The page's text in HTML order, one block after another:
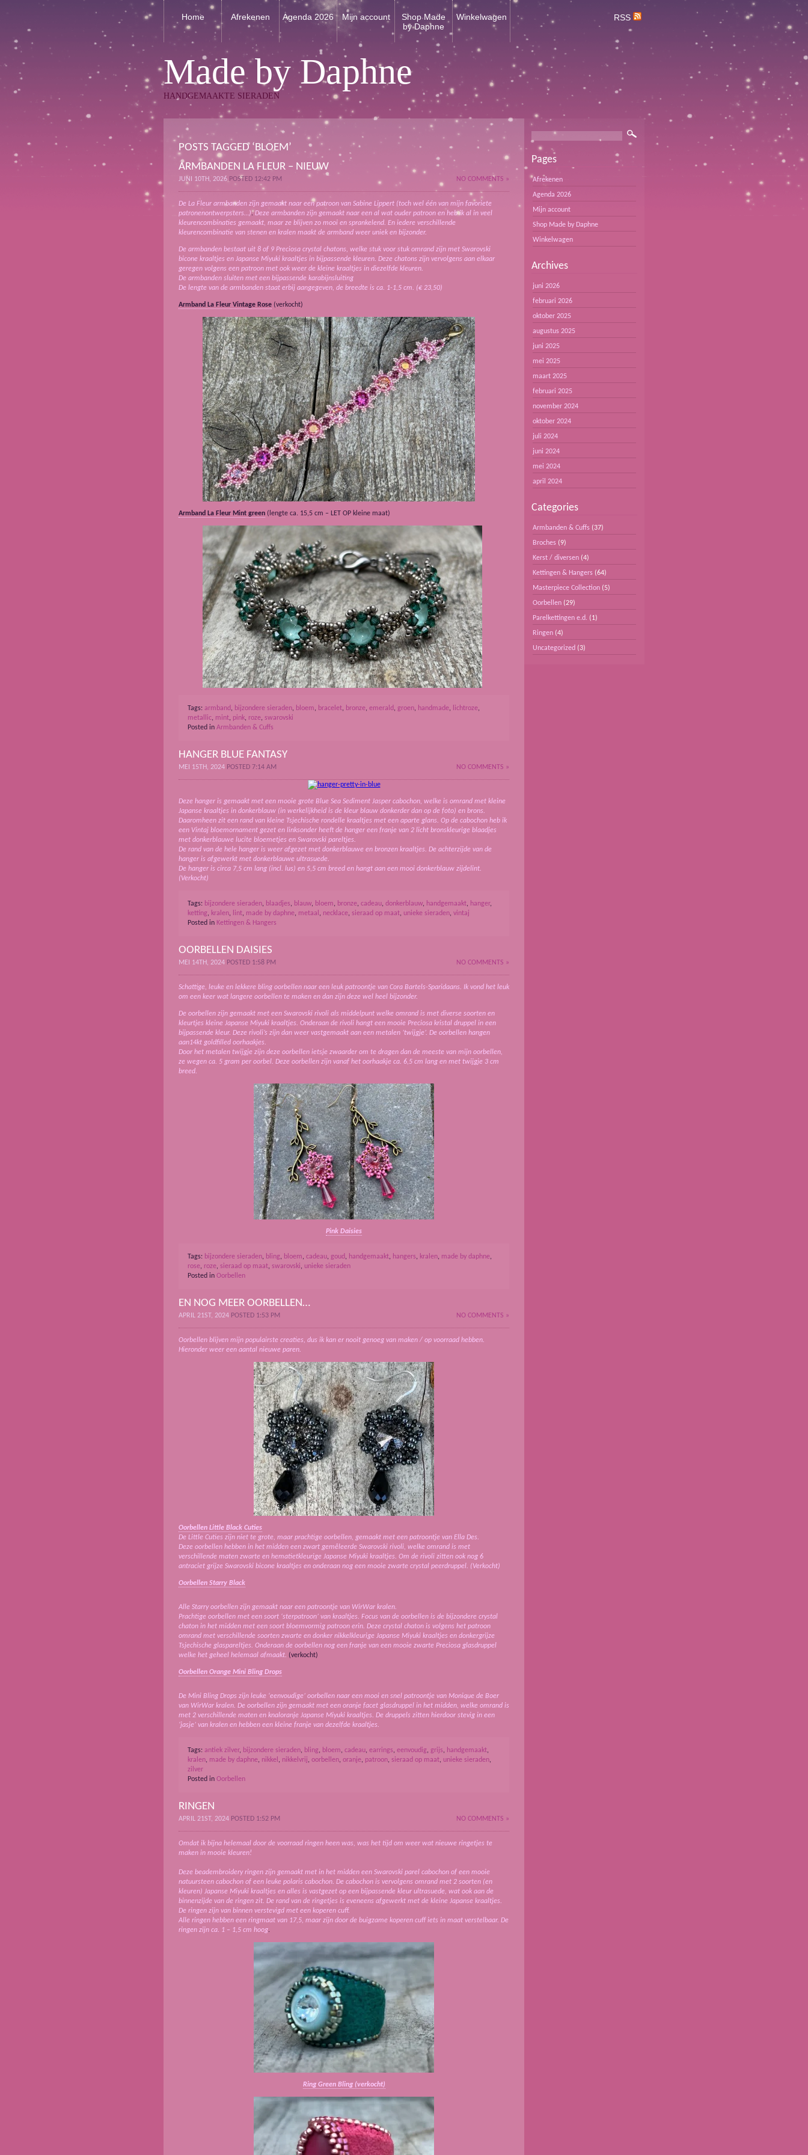
Home Afrekenen Agenda 2026 Mijn account
Shop Made
by Daphne
Winkelwagen RSS
Made by Daphne
HANDGEMAAKTE SIERADEN
POSTS TAGGED ‘BLOEM’
ARMBANDEN LA FLEUR – NIEUW
NO COMMENTS »
JUNI 10TH, 2026 POSTED 12:42 PM
De La Fleur armbanden zijn gemaakt naar een patroon van Sabine Lippert (toch wel één van mijn favoriete
patronenontwerpsters…).Deze armbanden zijn gemaakt naar een al wat ouder patroon en heb ik al in veel
kleurencombinaties gemaakt, maar ze blijven zo mooi en sprankelend. En iedere verschillende
kleurencombinatie van stenen en kralen maakt de armband weer uniek en bijzonder.
De armbanden bestaat uit 8 of 9 Preciosa crystal chatons, welke stuk voor stuk omrand zijn met Swarovski
bicone kraaltjes en Japanse Miyuki kraaltjes in bijpassende kleuren. Deze chatons zijn vervolgens aan elkaar
geregen volgens een patroon met ook weer de kleine kraaltjes in diezelfde kleuren.
De armbanden sluiten met een bijpassende karabijnsluiting
De lengte van de armbanden staat erbij aangegeven, de breedte is ca. 1-1,5 cm. (€ 23,50)
Armband La Fleur Vintage Rose (verkocht)
Armband La Fleur Mint green (lengte ca. 15,5 cm – LET OP kleine maat)
Tags: armband , bijzondere sieraden, bloem, bracelet, bronze, emerald , groen, handmade, lichtroze,
metallic, mint, pink, roze, swarovski
Posted in Armbanden & Cuffs
HANGER BLUE FANTASY
NO COMMENTS »
MEI 15TH, 2024 POSTED 7:14 AM
Deze hanger is gemaakt met een mooie grote Blue Sea Sediment Jasper cabochon, welke is omrand met kleine
Japanse kraaltjes in donkerblauw (in werkelijkheid is de kleur blauw donkerder dan op de foto) en brons.
Daaromheen zit een rand van kleine Tsjechische rondelle kraaltjes met een aparte glans. Op de cabochon heb ik
een Vintaj bloemornament gezet en linksonder heeft de hanger een franje van 2 licht bronskleurige blaadjes
met donkerblauwe lucite bloemetjes en Swarovski pareltjes.
De rand van de hele hanger is weer afgezet met donkerblauwe en bronzen kraaltjes. De achterzijde van de
hanger is afgewerkt met donkerblauwe ultrasuede.
De hanger is circa 7,5 cm lang (incl. lus) en 5,5 cm breed en hangt aan een mooi donkerblauw zijdelint.
(Verkocht)
Tags: bijzondere sieraden, blaadjes, blauw, bloem, bronze, cadeau, donkerblauw, handgemaakt, hanger,
ketting, kralen, lint, made by daphne, metaal , necklace, sieraad op maat, unieke sieraden, vintaj
Posted in Kettingen & Hangers
OORBELLEN DAISIES
NO COMMENTS »
MEI 14TH, 2024 POSTED 1:58 PM
Schattige, leuke en lekkere bling oorbellen naar een leuk patroontje van Cora Bartels-Sparidaans. Ik vond het leuk
om een keer wat langere oorbellen te maken en dan zijn deze wel heel bijzonder.
De oorbellen zijn gemaakt met een Swarovski rivoli als middelpunt welke omrand is met diverse soorten en
kleurtjes kleine Japanse Miyuki kraaltjes. Onderaan de rivoli hangt een mooie Preciosa kristal druppel in een
bijpassende kleur. Deze rivoli’s zijn dan weer vastgemaakt aan een metalen ’twijgje’. De oorbellen hangen
aan14kt goldfilled oorhaakjes.
Door het metalen twijgje zijn deze oorbellen ietsje zwaarder om te dragen dan de meeste van mijn oorbellen,
ze wegen ca. 5 gram per oorbel. Deze oorbellen zijn vanaf het oorhaakje ca. 6,5 cm lang en met twijgje 3 cm
breed.
Pink Daisies
Tags: bijzondere sieraden, bling, bloem, cadeau, goud , handgemaakt, hangers, kralen, made by daphne,
rose, roze, sieraad op maat, swarovski, unieke sieraden
Posted in Oorbellen
EN NOG MEER OORBELLEN…
NO COMMENTS »
APRIL 21ST, 2024 POSTED 1:53 PM
Oorbellen blijven mijn populairste creaties, dus ik kan er nooit genoeg van maken / op voorraad hebben.
Hieronder weer een aantal nieuwe paren.
Oorbellen Little Black Cuties
De Little Cuties zijn niet te grote, maar prachtige oorbellen, gemaakt met een patroontje van Ella Des.
Deze oorbellen hebben in het midden een zwart gemêleerde Swarovski rivoli, welke omrand is met
verschillende maten zwarte en hematietkleurige Japanse Miyuki kraaltjes. Om de rivoli zitten ook nog 6
antraciet grijze Swarovski bicone kraaltjes en onderaan nog een mooie zwarte crystal peerdruppel. (Verkocht)
Oorbellen Starry Black
Alle Starry oorbellen zijn gemaakt naar een patroontje van WirWar kralen.
Prachtige oorbellen met een soort ‘sterpatroon’ van kraaltjes. Focus van de oorbellen is de bijzondere crystal
chaton in het midden met een soort bloemvormig patroon erin. Deze crystal chaton is volgens het patroon
omrand met verschillende soorten zwarte en donker nikkelkleurige Japanse Miyuki kraaltjes en donkergrijze
Tsjechische glaspareltjes. Onderaan de oorbellen nog een franje van een mooie zwarte Preciosa glasdruppel
welke het geheel helemaal afmaakt. (verkocht)
Oorbellen Orange Mini Bling Drops
De Mini Bling Drops zijn leuke ‘eenvoudige’ oorbellen naar een mooi en snel patroontje van Monique de Boer
van WirWar kralen. De oorbellen zijn gemaakt met een oranje facet glasdruppel in het midden, welke omrand is
met 2 verschillende maten en knaloranje Japanse Miyuki kraaltjes. De druppels zitten hierdoor stevig in een
‘jasje’ van kralen en hebben een kleine franje van dezelfde kraaltjes.
Tags: antiek zilver, bijzondere sieraden, bling, bloem, cadeau, earrings, eenvoudig, grijs, handgemaakt,
kralen, made by daphne, nikkel , nikkelvrij, oorbellen, oranje, patroon, sieraad op maat, unieke sieraden,
zilver
Posted in Oorbellen
RINGEN
NO COMMENTS »
APRIL 21ST, 2024 POSTED 1:52 PM
Omdat ik bijna helemaal door de voorraad ringen heen was, was het tijd om weer wat nieuwe ringetjes te
maken in mooie kleuren!
Deze beadembroidery ringen zijn gemaakt met in het midden een Swarovski parel cabochon of een mooie
natuursteen cabochon of een leuke polaris cabochon. De cabochon is vervolgens omrand met 2 soorten (en
kleuren) Japanse Miyuki kraaltjes en alles is vastgezet op een bijpassende kleur ultrasuede, wat ook aan de
binnenzijde van de ringen zit. De rand van de ringetjes is eveneens afgewerkt met de kleine Japanse kraaltjes.
De ringen zijn van binnen verstevigd met een koperen cuff.
Alle ringen hebben een ringmaat van 17,5, maar zijn door de buigzame koperen cuff iets in maat verstelbaar. De
ringen zijn ca. 1 – 1,5 cm hoog.
Ring Green Bling (verkocht)
Pages
Afrekenen
Agenda 2026
Mijn account
Shop Made by Daphne
Winkelwagen
Archives
juni 2026
februari 2026
oktober 2025
augustus 2025
juni 2025
mei 2025
maart 2025
februari 2025
november 2024
oktober 2024
juli 2024
juni 2024
mei 2024
april 2024
Categories
Armbanden & Cuffs (37)
Broches (9)
Kerst / diversen (4)
Kettingen & Hangers (64)
Masterpiece Collection (5)
Oorbellen (29)
Parelkettingen e.d. (1)
Ringen (4)
Uncategorized (3)